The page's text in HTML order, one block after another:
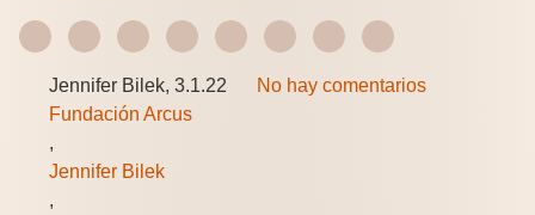
Jennifer Bilek, 3.1.22
No hay comentarios
Fundación Arcus
,
Jennifer Bilek
,